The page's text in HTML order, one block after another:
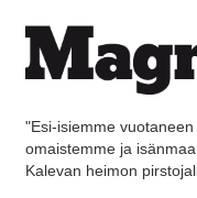
"Esi-isiemme
omaistemme ja
Kalevan heimon